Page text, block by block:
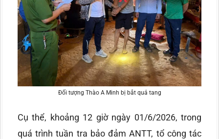
Đối tượng Thào A Minh bị bắt quả tang
Cụ thể, khoảng 12 giờ ngày 01/6/2026, trong
quá trình tuần tra bảo đảm ANTT, tổ công tác